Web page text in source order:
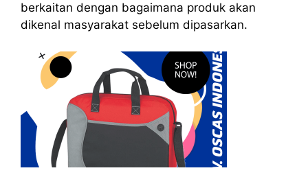
berkaitan dengan bagaimana produk akan
dikenal masyarakat sebelum dipasarkan.